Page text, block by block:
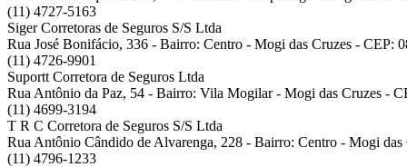
(11) 4727-5163
Siger Corretoras de Seguros S/S Ltda
Rua José Bonifácio, 336 - Bairro: Centro - Mogi das Cruzes - CEP:
(11) 4726-9901
Suportt Corretora de Seguros Ltda
Rua Antônio da Paz, 54 - Bairro: Vila Mogilar - Mogi das Cruzes -
(11) 4699-3194
T R C Corretora de Seguros S/S Ltda
Rua Antônio Cândido de Alvarenga, 228 - Bairro: Centro - Mogi
(11) 4796-1233